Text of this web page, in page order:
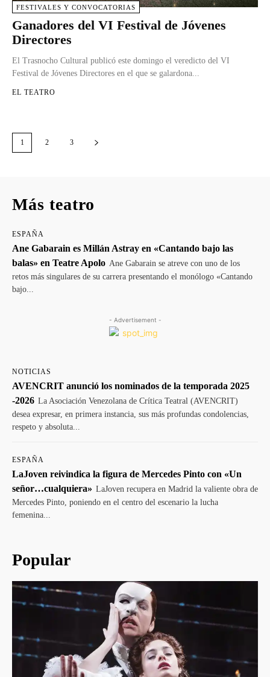
FESTIVALES Y CONVOCATORIAS
Ganadores del VI Festival de Jóvenes
Directores
El Trasnocho Cultural publicó este domingo el veredicto del VI
Festival de Jóvenes Directores en el que se galardona...
EL TEATRO
1 2 3
Más teatro
ESPAÑA
Ane Gabarain es Millán Astray en «Cantando bajo las
balas» en Teatre Apolo Ane Gabarain se atreve con uno de los
retos más singulares de su carrera presentando el monólogo «Cantando
bajo...
- Advertisement -
NOTICIAS
AVENCRIT anunció los nominados de la temporada 2025
-2026 La Asociación Venezolana de Crítica Teatral (AVENCRIT)
desea expresar, en primera instancia, sus más profundas condolencias,
respeto y absoluta...
ESPAÑA
LaJoven reivindica la figura de Mercedes Pinto con «Un
señor…cualquiera» LaJoven recupera en Madrid la valiente obra de
Mercedes Pinto, poniendo en el centro del escenario la lucha
femenina...
Popular